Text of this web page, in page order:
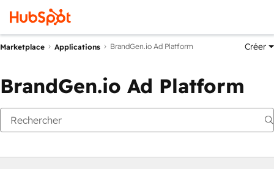
Marketplace Applications BrandGen.io Ad Platform Créer
BrandGen.io Ad Platform